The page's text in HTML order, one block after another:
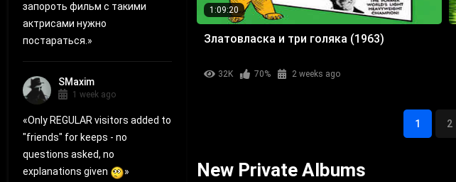
запороть фильм с такими
актрисами нужно
постараться. »
«Only REGULAR visitors added to
"friends" for keeps - no
questions asked, no
explanations given
»
SMaxim
1 week ago
1:09:20
Златовласка и три голяка (1963)
32K 70% 2 weeks ago
1 2
New Private Albums